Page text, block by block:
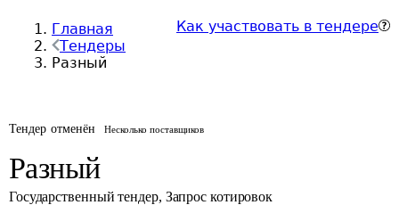
Главная
Тендеры
Разный
Как участвовать в тендере
Тендер отменён Несколько поставщиков
Разный
Государственный тендер, Запрос котировок